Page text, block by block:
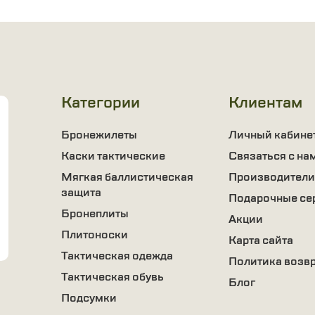
Категории
Бронежилеты
Каски тактические
Мягкая баллистическая
защита
Бронеплиты
Плитоноски
Тактическая одежда
Тактическая обувь
Подсумки
Клиентам
Личный
Связаться с
Производители
Подарочные
Акции
Карта сайта
Политика
Блог